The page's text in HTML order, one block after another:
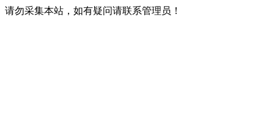
请勿采集本站，如有疑问请联系管理员！